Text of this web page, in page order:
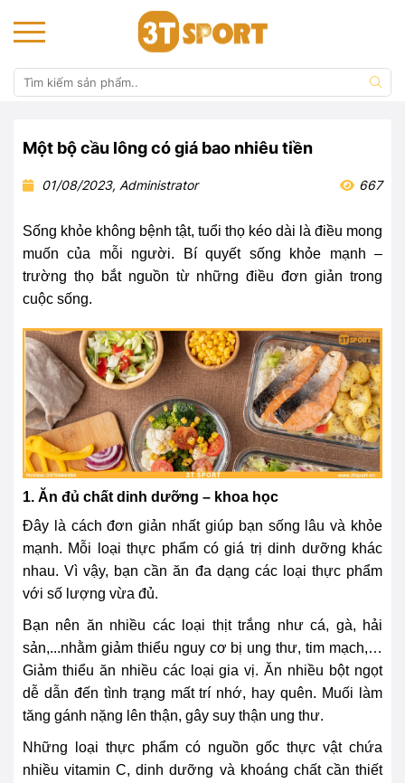
Một bộ cầu lông có giá bao nhiêu tiền
01/08/2023, Administrator 667
Sống khỏe không bệnh tật, tuổi thọ kéo dài là điều mong
muốn của mỗi người. Bí quyết sống khỏe mạnh –
trường thọ bắt nguồn từ những điều đơn giản trong
cuộc sống.
1. Ăn đủ chất dinh dưỡng – khoa học
Đây là cách đơn giản nhất giúp bạn sống lâu và khỏe
mạnh. Mỗi loại thực phẩm có giá trị dinh dưỡng khác
nhau. Vì vậy, bạn cần ăn đa dạng các loại thực phẩm
với số lượng vừa đủ.
Bạn nên ăn nhiều các loại thịt trắng như cá, gà, hải
sản,...nhằm giảm thiểu nguy cơ bị ung thư, tim mạch,…
Giảm thiểu ăn nhiều các loại gia vị. Ăn nhiều bột ngọt
dễ dẫn đến tình trạng mất trí nhớ, hay quên. Muối làm
tăng gánh nặng lên thận, gây suy thận ung thư.
Những loại thực phẩm có nguồn gốc thực vật chứa
nhiều vitamin C, dinh dưỡng và khoáng chất cần thiết